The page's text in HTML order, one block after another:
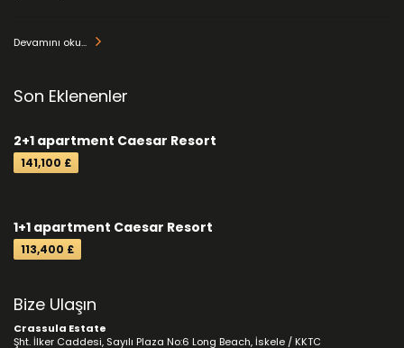
Devamını oku...
Son Eklenenler
2+1 apartment Caesar Resort
141,100 £
1+1 apartment Caesar Resort
113,400 £
Bize Ulaşın
Crassula Estate
Şht. İlker Caddesi, Sayılı Plaza No:6 Long Beach, İskele / KKTC